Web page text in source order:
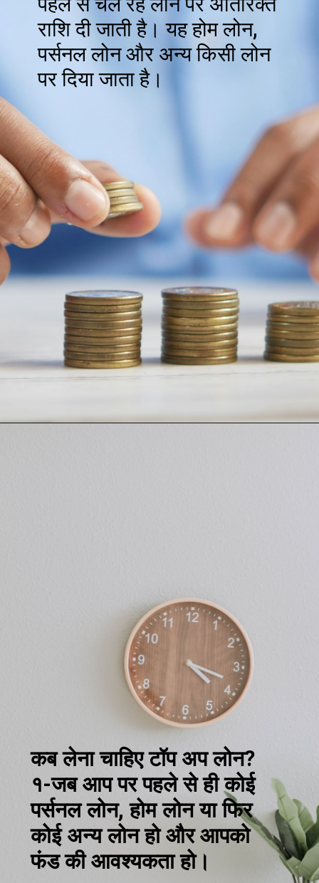
राशि दी जाती है। यह होम लोन,
पर्सनल लोन और अन्य किसी लोन
पर दिया जाता है।
कब लेना चाहिए टॉप अप लोन?
१-जब आप पर पहले से ही कोई
पर्सनल लोन, होम लोन या फिर
कोई अन्य लोन हो और आपको
फंड की आवश्यकता हो।